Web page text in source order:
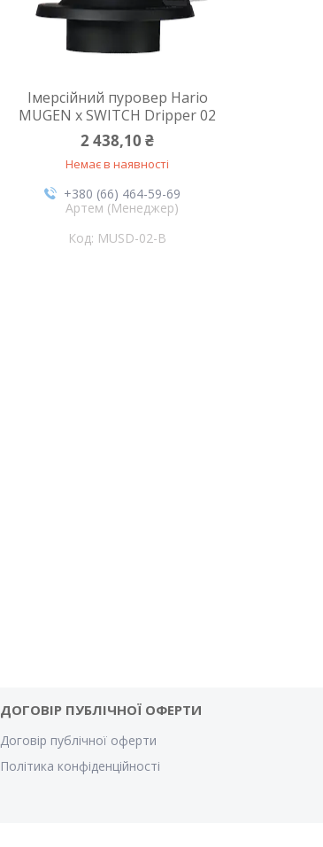
Імерсійний пуровер Hario
MUGEN x SWITCH Dripper 02
2 438,10 ₴
Немає в наявності
+380 (66) 464-59-69
Артем (Менеджер)
MUSD-02-B
ДОГОВІР ПУБЛІЧНОЇ ОФЕРТИ
Договір публічної оферти
Політика конфіденційності